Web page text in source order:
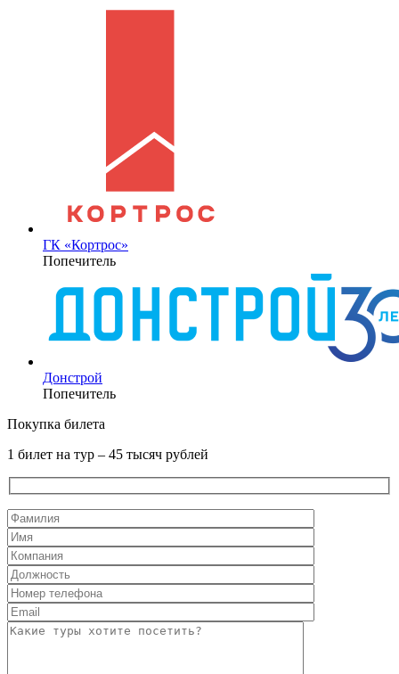
ГК «Кортрос»
Попечитель
Донстрой
Попечитель
Покупка билета
1 билет на тур – 45 тысяч рублей